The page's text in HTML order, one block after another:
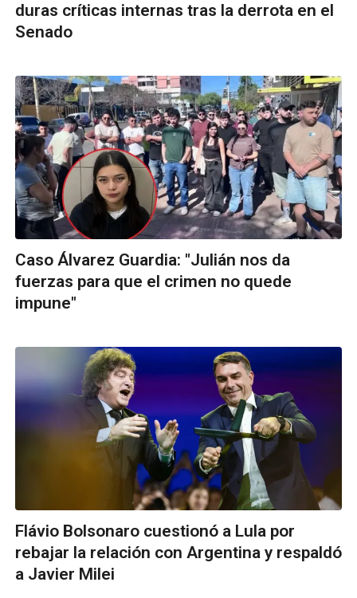
duras críticas internas tras la derrota en el
Senado
Caso Álvarez Guardia: "Julián nos da
fuerzas para que el crimen no quede
impune"
Flávio Bolsonaro cuestionó a Lula por
rebajar la relación con Argentina y respaldó
a Javier Milei